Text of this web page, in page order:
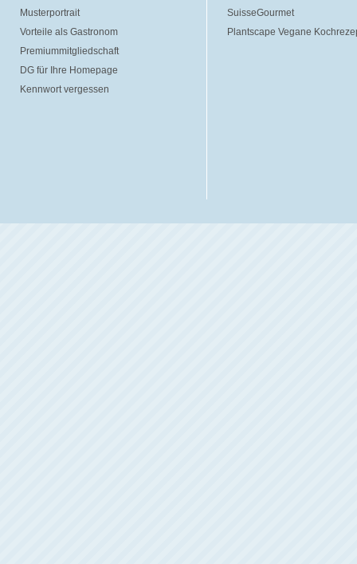
Musterportrait
Vorteile als Gastronom
Premiummitgliedschaft
DG für Ihre Homepage
Kennwort vergessen
SuisseGourmet
Plantscape Vegane